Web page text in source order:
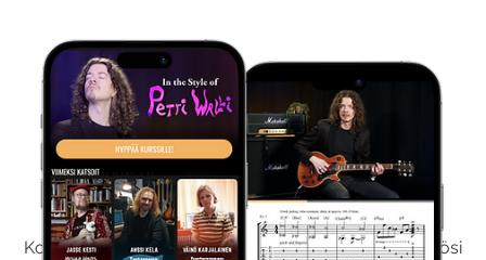
Kokeile Ilmaiseksi
Kokeilemalla ilmaiseksi saat koko sisältömme käyttöösi